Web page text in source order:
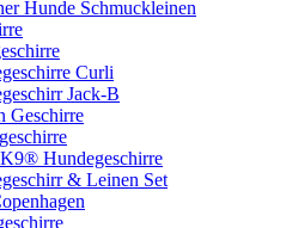
Hunde Schmuckleinen
Curli
Jack-B
Geschirre
Hundegeschirre
& Leinen Set